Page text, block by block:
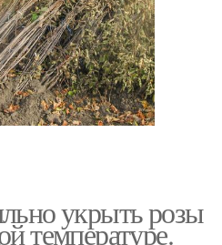
укрыть розы
температуре.